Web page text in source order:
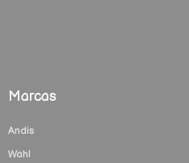
Marcas
Andis
Wahl